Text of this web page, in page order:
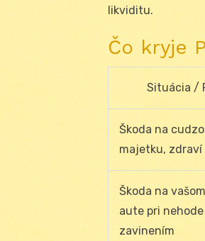
likviditu.
Čo kryje
Situácia /
Škoda na
majetku, zdraví
Škoda na
aute pri
zavinením